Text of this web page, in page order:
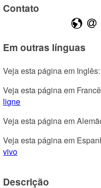
Contato
Em outras línguas
Veja esta página em Inglês:
Veja esta página em
ligne
Veja esta página em
Veja esta página em
vivo
Descrição